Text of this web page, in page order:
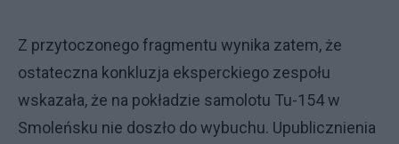
Z przytoczonego fragmentu wynika zatem, że
ostateczna konkluzja eksperckiego zespołu
wskazała, że na pokładzie samolotu Tu-154 w
Smoleńsku nie doszło do wybuchu. Upublicznienia